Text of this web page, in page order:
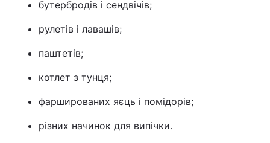
бутербродів і сендвічів;
рулетів і лавашів;
паштетів;
котлет з тунця;
фаршированих яєць і помідорів;
різних начинок для випічки.